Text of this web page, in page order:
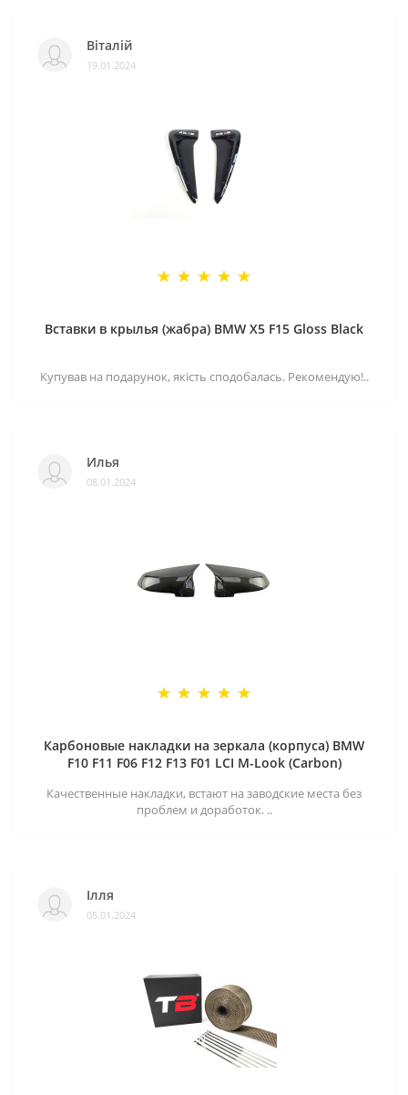
Віталій
19.01.2024
Вставки в крылья (жабра) BMW X5 F15 Gloss Black
Купував на подарунок, якість сподобалась. Рекомендую!..
Илья
08.01.2024
Карбоновые накладки на зеркала (корпуса) BMW
F10 F11 F06 F12 F13 F01 LCI M-Look (Carbon)
Качественные накладки, встают на заводские места без
проблем и доработок. ..
Ілля
05.01.2024